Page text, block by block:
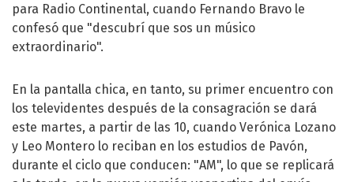
para Radio Continental, cuando Fernando Bravo le
confesó que "descubrí que sos un músico
extraordinario".
En la pantalla chica, en tanto, su primer encuentro con
los televidentes después de la consagración se dará
este martes, a partir de las 10, cuando Verónica Lozano
y Leo Montero lo reciban en los estudios de Pavón,
durante el ciclo que conducen: "AM", lo que se replicará